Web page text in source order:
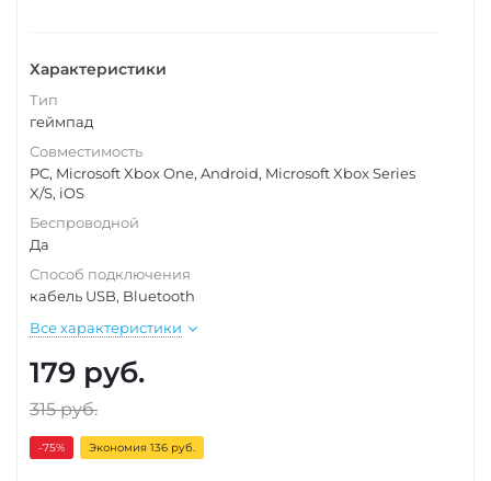
Характеристики
Тип
геймпад
Совместимость
PC, Microsoft Xbox One, Android, Microsoft Xbox Series
X/S, iOS
Беспроводной
Да
Способ подключения
кабель USB, Bluetooth
Все характеристики
179 руб.
315руб.
-75% Экономия 136 руб.